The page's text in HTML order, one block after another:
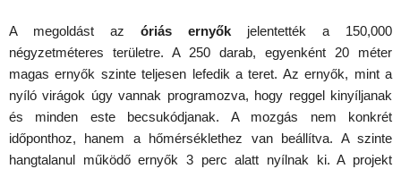
A megoldást az óriás ernyők jelentették a 150,000
négyzetméteres területre. A 250 darab, egyenként 20 méter
magas ernyők szinte teljesen lefedik a teret. Az ernyők, mint a
nyíló virágok úgy vannak programozva, hogy reggel kinyíljanak
és minden este becsukódjanak. A mozgás nem konkrét
időponthoz, hanem a hőmérséklethez van beállítva. A szinte
hangtalanul működő ernyők 3 perc alatt nyílnak ki. A projekt